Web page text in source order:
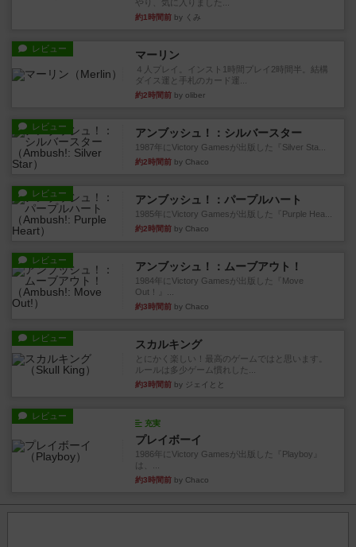
やり、気に入りました...
約1時間前 by くみ
レビュー マーリン
４人プレイ。インスト1時間プレイ2時間半。結構
ダイス運と手札のカード運...
約2時間前 by oliber
レビュー アンブッシュ！：シルバースター
1987年にVictory Gamesが出版した『Silver Sta...
約2時間前 by Chaco
レビュー アンブッシュ！：パープルハート
1985年にVictory Gamesが出版した『Purple Hea...
約2時間前 by Chaco
レビュー アンブッシュ！：ムーブアウト！
1984年にVictory Gamesが出版した『Move
Out！』...
約3時間前 by Chaco
レビュー スカルキング
とにかく楽しい！最高のゲームではと思います。
ルールは多少ゲーム慣れした...
約3時間前 by ジェイとと
レビュー
充実
プレイボーイ
1986年にVictory Gamesが出版した『Playboy』
は、...
約3時間前 by Chaco